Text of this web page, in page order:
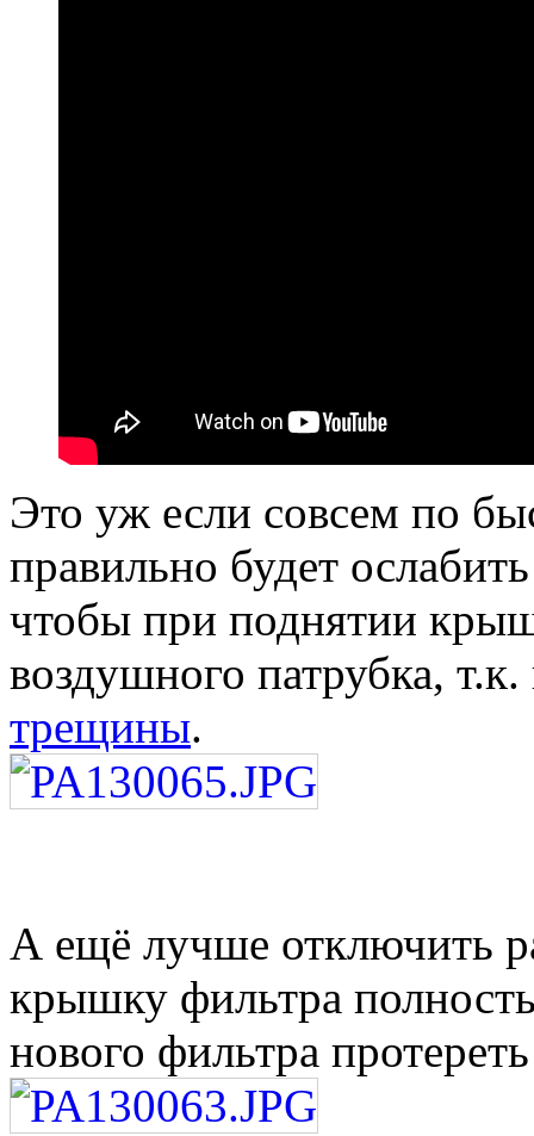
Это уж если совсем по
правильно будет
чтобы при поднятии
воздушного патрубка,
трещины.
А ещё лучше отключить
крышку фильтра
нового фильтра